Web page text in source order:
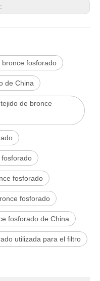
fosforado
de China
de bronce
fosforado
fosforado
fosforado de China
utilizada para el filtro